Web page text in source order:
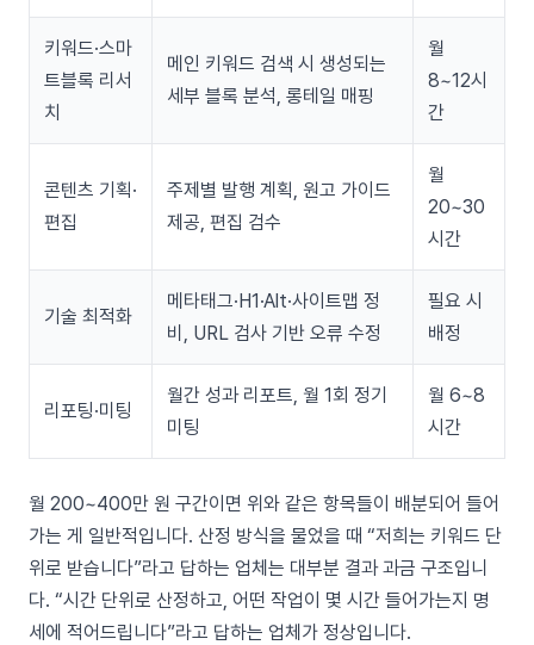
키워드·스마
트블록 리서
치
메인 키워드 검색 시 생성되는
세부 블록 분석, 롱테일 매핑
월
8~12시
간
콘텐츠 기획·
편집
주제별 발행 계획, 원고 가이드
제공, 편집 검수
월
20~30
시간
기술 최적화
메타태그·H1·Alt·사이트맵 정
비, URL 검사 기반 오류 수정
필요 시
배정
리포팅·미팅
월간 성과 리포트, 월 1회 정기
미팅
월 6~8
시간
월 200~400만 원 구간이면 위와 같은 항목들이 배분되어 들어
가는 게 일반적입니다. 산정 방식을 물었을 때 “저희는 키워드 단
위로 받습니다”라고 답하는 업체는 대부분 결과 과금 구조입니
다. “시간 단위로 산정하고, 어떤 작업이 몇 시간 들어가는지 명
세에 적어드립니다”라고 답하는 업체가 정상입니다.